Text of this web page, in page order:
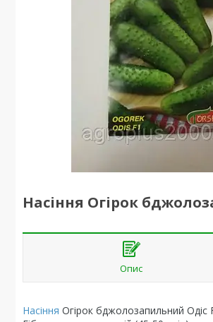
Насіння Огірок
Опис
Насіння Огірок бджолозапильний Одіс